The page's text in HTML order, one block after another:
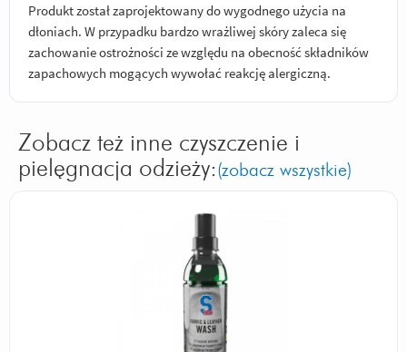
Produkt został zaprojektowany do wygodnego użycia na
dłoniach. W przypadku bardzo wrażliwej skóry zaleca się
zachowanie ostrożności ze względu na obecność składników
zapachowych mogących wywołać reakcję alergiczną.
Zobacz też inne czyszczenie i
pielęgnacja odzieży:(zobacz wszystkie)